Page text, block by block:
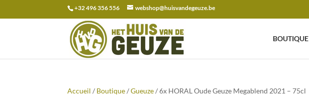
+32 496 356 556 webshop@huisvandegeuze.be
BOUTIQUE
Recherche
pour :
Accueil / Boutique/Gueuze/ 6x HORAL Oude Geuze Megablend 2021 – 75cl